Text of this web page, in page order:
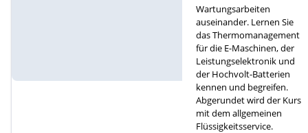
Wartungsarbeiten
auseinander. Lernen Sie
das Thermomanagement
für die E-Maschinen, der
Leistungselektronik und
der Hochvolt-Batterien
kennen und begreifen.
Abgerundet wird der Kurs
mit dem allgemeinen
Flüssigkeitsservice.